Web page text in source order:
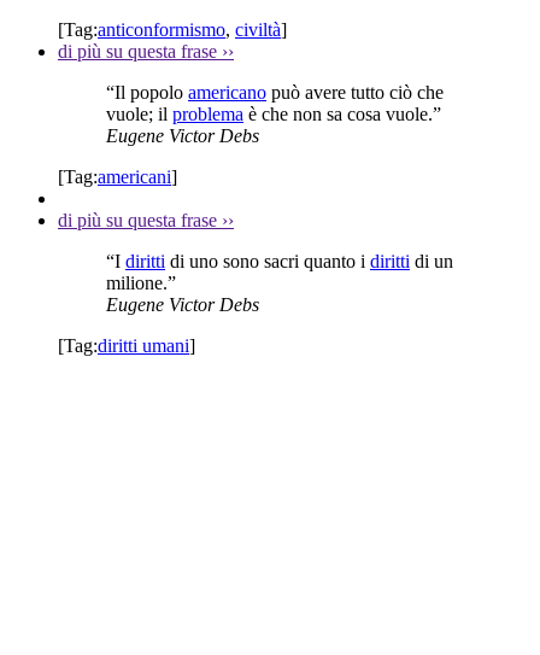
[Tag:anticonformismo, civiltà]
di più su questa frase ››
“Il popolo americano può avere tutto ciò che
vuole; il problema è che non sa cosa vuole.”
Eugene Victor Debs
[Tag:americani]
di più su questa frase ››
“I diritti di uno sono sacri quanto i diritti di un
milione.”
Eugene Victor Debs
[Tag:diritti umani]